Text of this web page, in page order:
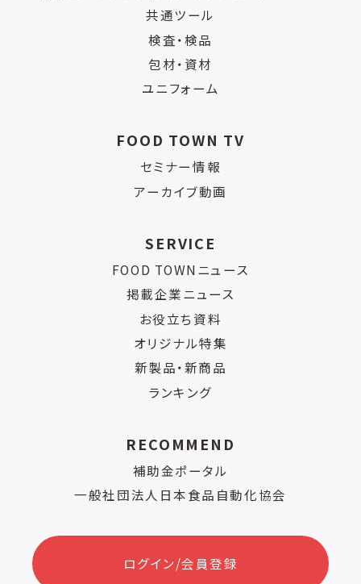
共通ツール
検査・検品
包材・資材
ユニフォーム
FOOD TOWN TV
セミナー情報
アーカイブ動画
SERVICE
FOOD TOWNニュース
掲載企業ニュース
お役立ち資料
オリジナル特集
新製品・新商品
ランキング
RECOMMEND
補助金ポータル
一般社団法人日本食品自動化協会
ログイン/会員登録